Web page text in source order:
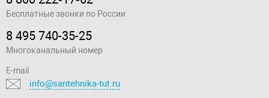
Бесплатные звонки по России
8 495 740-35-25
Многоканальный номер
E-mail
info@santehnika-tut.ru